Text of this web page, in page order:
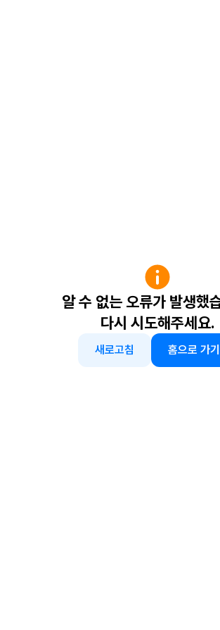
알 수 없는 오류가 발생했
다시 시도해주세요.
새로고침 홈으로 가기